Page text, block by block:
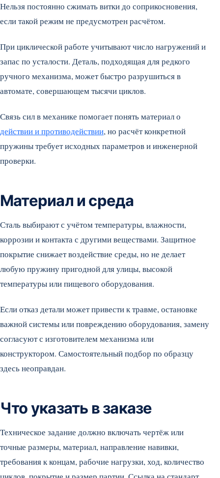
Нельзя постоянно сжимать витки до соприкосновения,
если такой режим не предусмотрен расчётом.
При циклической работе учитывают число нагружений и
запас по усталости. Деталь, подходящая для редкого
ручного механизма, может быстро разрушиться в
автомате, совершающем тысячи циклов.
Связь сил в механике помогает понять материал о
действии и противодействии, но расчёт конкретной
пружины требует исходных параметров и инженерной
проверки.
Материал и среда
Сталь выбирают с учётом температуры, влажности,
коррозии и контакта с другими веществами. Защитное
покрытие снижает воздействие среды, но не делает
любую пружину пригодной для улицы, высокой
температуры или пищевого оборудования.
Если отказ детали может привести к травме, остановке
важной системы или повреждению оборудования, замену
согласуют с изготовителем механизма или
конструктором. Самостоятельный подбор по образцу
здесь неоправдан.
Что указать в заказе
Техническое задание должно включать чертёж или
точные размеры, материал, направление навивки,
требования к концам, рабочие нагрузки, ход, количество